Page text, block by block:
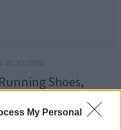
My Personal
Shoes,
Shoes son la elección